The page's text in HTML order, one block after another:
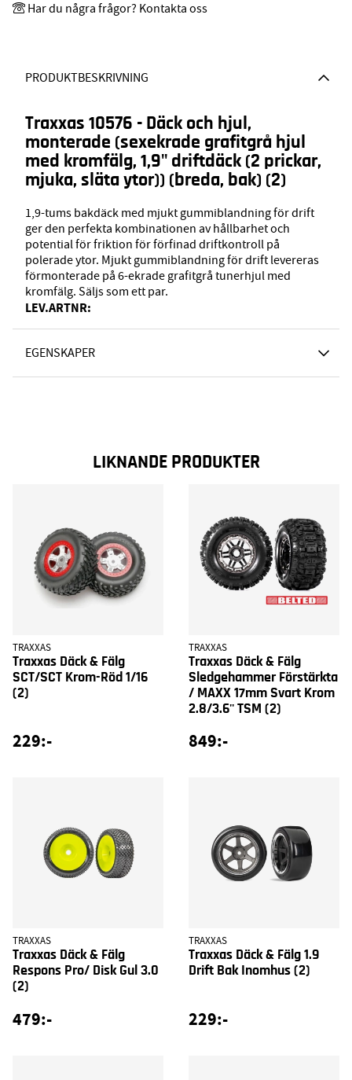
PRODUKTBESKRIVNING
Traxxas 10576 - Däck och hjul,
monterade (sexekrade grafitgrå hjul
med kromfälg, 1,9" driftdäck (2 prickar,
mjuka, släta ytor)) (breda, bak) (2)
1,9-tums bakdäck med mjukt gummiblandning för drift
ger den perfekta kombinationen av hållbarhet och
potential för friktion för förfinad driftkontroll på
polerade ytor. Mjukt gummiblandning för drift levereras
förmonterade på 6-ekrade grafitgrå tunerhjul med
kromfälg. Säljs som ett par.
LEV.ARTNR:
EGENSKAPER
Har du några frågor? Kontakta oss
LIKNANDE PRODUKTER
TRAXXAS
Traxxas Däck & Fälg
SCT/SCT Krom-Röd 1/16
(2)
229:-
TRAXXAS
Traxxas Däck & Fälg
Sledgehammer Förstärkta
/ MAXX 17mm Svart Krom
2.8/3.6'' TSM (2)
849:-
TRAXXAS
Traxxas Däck & Fälg
Respons Pro/ Disk Gul 3.0
(2)
479:-
TRAXXAS
Traxxas Däck & Fälg 1.9
Drift Bak Inomhus (2)
229:-